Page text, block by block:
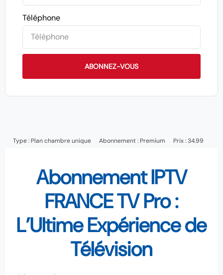
Téléphone
ABONNEZ-VOUS
Type : Plan chambre unique Abonnement : Premium Prix : 34.99
Abonnement IPTV
FRANCE TV Pro :
L’Ultime Expérience de
Télévision